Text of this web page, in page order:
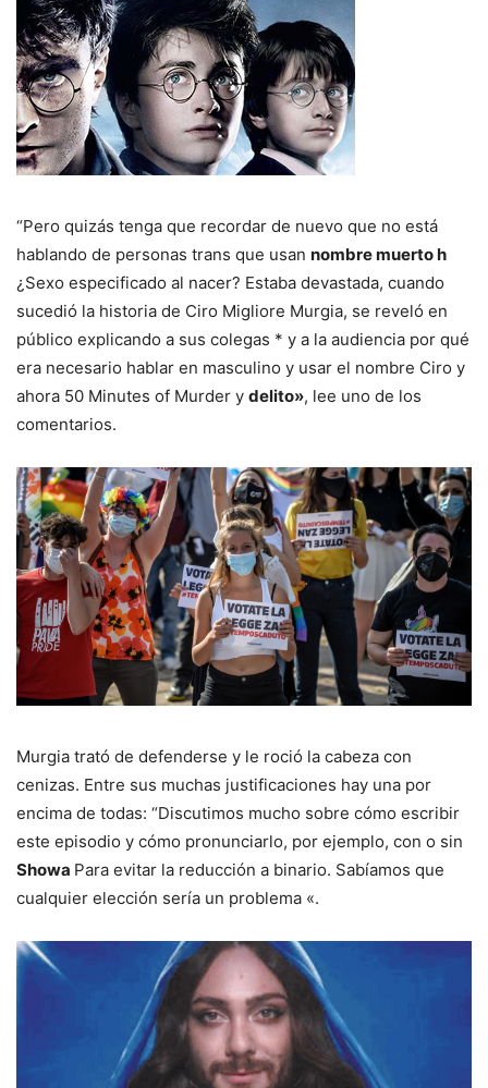
“Pero quizás tenga que recordar de nuevo que no está
hablando de personas trans que usan nombre muerto h
¿Sexo especificado al nacer? Estaba devastada, cuando
sucedió la historia de Ciro Migliore Murgia, se reveló en
público explicando a sus colegas * y a la audiencia por qué
era necesario hablar en masculino y usar el nombre Ciro y
ahora 50 Minutes of Murder y delito», lee uno de los
comentarios.
Murgia trató de defenderse y le roció la cabeza con
cenizas. Entre sus muchas justificaciones hay una por
encima de todas: “Discutimos mucho sobre cómo escribir
este episodio y cómo pronunciarlo, por ejemplo, con o sin
Showa Para evitar la reducción a binario. Sabíamos que
cualquier elección sería un problema «.